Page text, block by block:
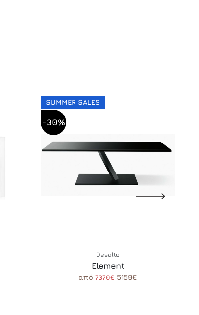
SUMMER SALES
-30%
Desalto
Element
από7370€5159€